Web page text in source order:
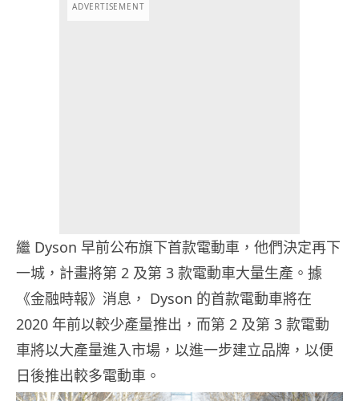
ADVERTISEMENT
繼 Dyson 早前公布旗下首款電動車，他們決定再下
一城，計畫將第 2 及第 3 款電動車大量生產。據
《金融時報》消息， Dyson 的首款電動車將在
2020 年前以較少產量推出，而第 2 及第 3 款電動
車將以大產量進入市場，以進一步建立品牌，以便
日後推出較多電動車。